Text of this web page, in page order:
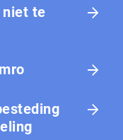
niet te